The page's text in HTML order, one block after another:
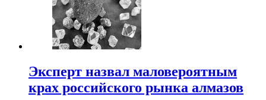
Эксперт назвал маловероятным
крах российского рынка алмазов